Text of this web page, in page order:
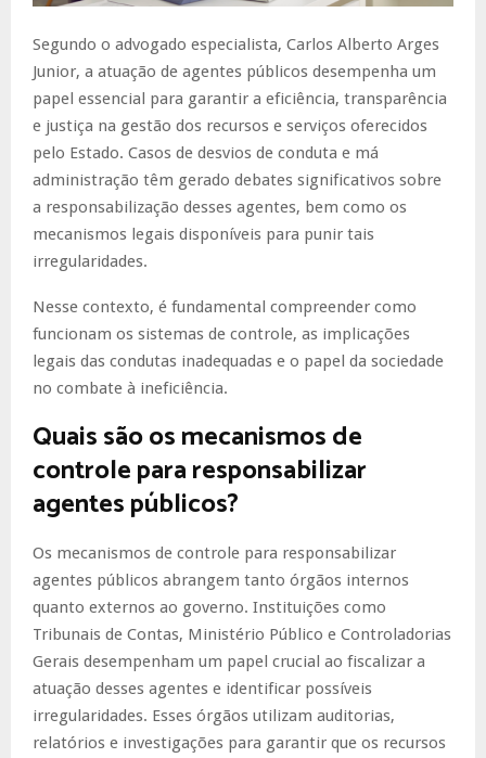
Segundo o advogado especialista, Carlos Alberto Arges
Junior, a atuação de agentes públicos desempenha um
papel essencial para garantir a eficiência, transparência
e justiça na gestão dos recursos e serviços oferecidos
pelo Estado. Casos de desvios de conduta e má
administração têm gerado debates significativos sobre
a responsabilização desses agentes, bem como os
mecanismos legais disponíveis para punir tais
irregularidades.
Nesse contexto, é fundamental compreender como
funcionam os sistemas de controle, as implicações
legais das condutas inadequadas e o papel da sociedade
no combate à ineficiência.
Quais são os mecanismos de
controle para responsabilizar
agentes públicos?
Os mecanismos de controle para responsabilizar
agentes públicos abrangem tanto órgãos internos
quanto externos ao governo. Instituições como
Tribunais de Contas, Ministério Público e Controladorias
Gerais desempenham um papel crucial ao fiscalizar a
atuação desses agentes e identificar possíveis
irregularidades. Esses órgãos utilizam auditorias,
relatórios e investigações para garantir que os recursos